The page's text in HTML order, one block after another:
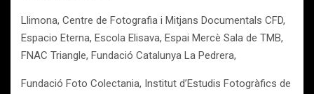
Llimona, Centre de Fotografia i Mitjans Documentals CFD,
Espacio Eterna, Escola Elisava, Espai Mercè Sala de TMB,
FNAC Triangle, Fundació Catalunya La Pedrera,
Fundació Foto Colectania, Institut d’Estudis Fotogràfics de